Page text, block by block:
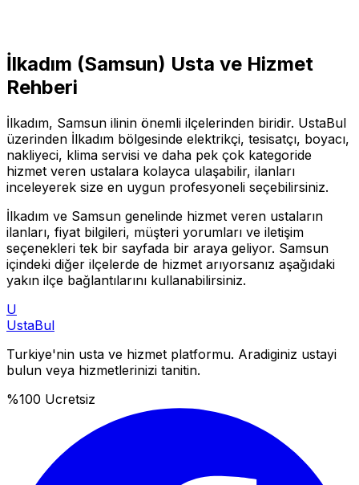
İlkadım (Samsun) Usta ve Hizmet
Rehberi
İlkadım, Samsun ilinin önemli ilçelerinden biridir. UstaBul
üzerinden İlkadım bölgesinde elektrikçi, tesisatçı, boyacı,
nakliyeci, klima servisi ve daha pek çok kategoride
hizmet veren ustalara kolayca ulaşabilir, ilanları
inceleyerek size en uygun profesyoneli seçebilirsiniz.
İlkadım ve Samsun genelinde hizmet veren ustaların
ilanları, fiyat bilgileri, müşteri yorumları ve iletişim
seçenekleri tek bir sayfada bir araya geliyor. Samsun
içindeki diğer ilçelerde de hizmet arıyorsanız aşağıdaki
yakın ilçe bağlantılarını kullanabilirsiniz.
U
UstaBul
Turkiye'nin usta ve hizmet platformu. Aradiginiz ustayi
bulun veya hizmetlerinizi tanitin.
%100 Ucretsiz